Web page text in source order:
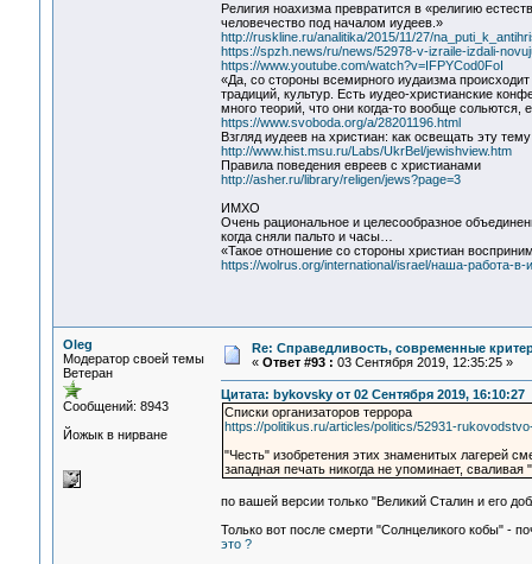
Религия ноахизма превратится в «религию
человечество под началом иудеев.»
http://ruskline.ru/analitika/2015/11/27/
https://spzh.news/ru/news/52978-v-izraile-izdali-
https://www.youtube.com/watch?v=IFPYCod0FoI
«Да, со стороны всемирного иудаизма
традиций, культур. Есть иудео-христианские
много теорий, что они когда-то вообще сольются,
https://www.svoboda.org/a/28201196.html
Взгляд иудеев на христиан: как освещать эту
http://www.hist.msu.ru/Labs/UkrBel/jewishview.htm
Правила поведения евреев с христианами
http://asher.ru/library/religen/jews?page=3
ИМХО
Очень рациональное и целесообразное
когда сняли пальто и часы…
«Такое отношение со стороны христиан
https://wolrus.org/international/israel/наша-работа-в-
Oleg
Модератор своей темы
Ветеран
Сообщений: 8943
Йожык в нирване
Re: Справедливость, современные
« Ответ #93 : 03 Сентября 2019, 12:35:25 »
Цитата: bykovsky от 02 Сентября 2019, 16:10:27
Списки организаторов террора
https://politikus.ru/articles/politics/52931-
"Честь" изобретения этих знаменитых лагерей
западная печать никогда не упоминает,
по вашей версии только "Великий Сталин и его
Только вот после смерти "Солнцеликого кобы" -
это ?